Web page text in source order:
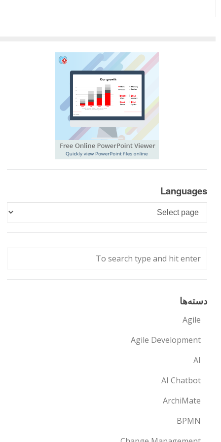
Languages
Languages
دسته‌ها
Agile
Agile Development
AI
AI Chatbot
ArchiMate
BPMN